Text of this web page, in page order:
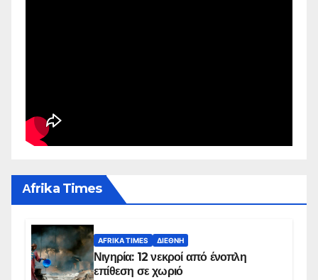
Αfrika Times
AFRIKA TIMES ΔΙΕΘΝΉ
Νιγηρία: 12 νεκροί από ένοπλη
επίθεση σε χωριό